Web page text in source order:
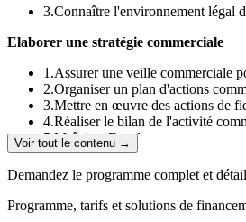
3.Connaître l'environnement légal
Elaborer une stratégie commerciale
1.Assurer une veille commerciale
2.Organiser un plan d'actions
3.Mettre en œuvre des actions de
4.Réaliser le bilan de l'activité
5.Maîtriser Excel
6.Maîtriser Word
7.Maîtriser PowerPoint
Prospecter et négocier une proposition
Voir tout le contenu →
Demandez le programme complet et
Programme, tarifs et solutions de